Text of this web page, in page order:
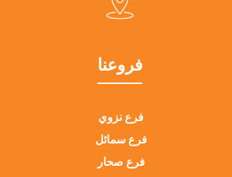
فروعنا
فرع نزوي
فرع سمائل
فرع صحار